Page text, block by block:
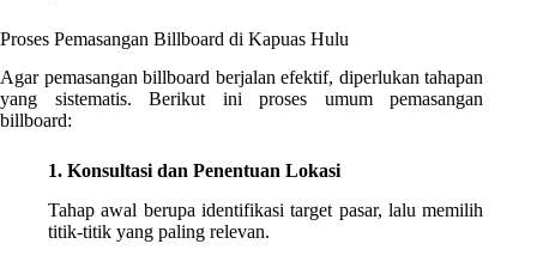
Proses Pemasangan Billboard di Kapuas Hulu
Agar pemasangan billboard berjalan efektif, diperlukan tahapan
yang sistematis. Berikut ini proses umum pemasangan
billboard:
1. Konsultasi dan Penentuan Lokasi
Tahap awal berupa identifikasi target pasar, lalu memilih
titik-titik yang paling relevan.